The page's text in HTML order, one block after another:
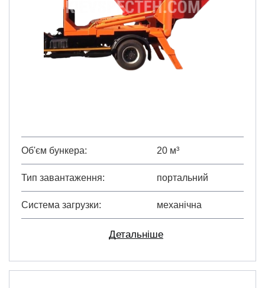
Об'єм бункера 20 м³
Тип завантаження портальний
Система загрузки механічна
Детальніше